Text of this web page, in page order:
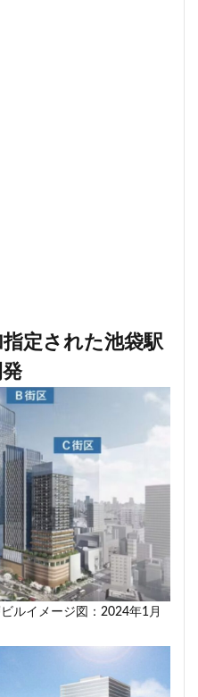
定された池袋駅
ルイメージ図：2024年1月
横浜
芸博覧会
櫛田神社前
族館 永田町 汐留
江東区
東口 池袋駅 沖縄県
沼 津田沼パルコ
浅草 浅草橋 浜松市
園 浦和駅 浦安
海浜幕張 海老名市
クランブルスクエア
瀬谷区 火災